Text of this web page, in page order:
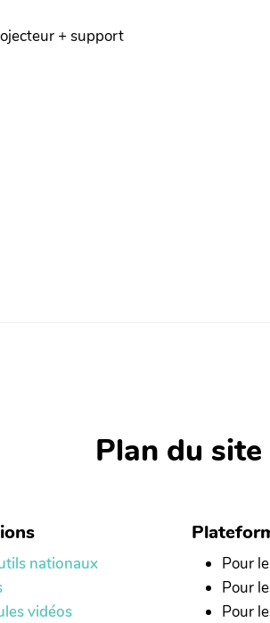
+ support
Plan du site
nationaux
vidéos
Pour
Pour
Pour